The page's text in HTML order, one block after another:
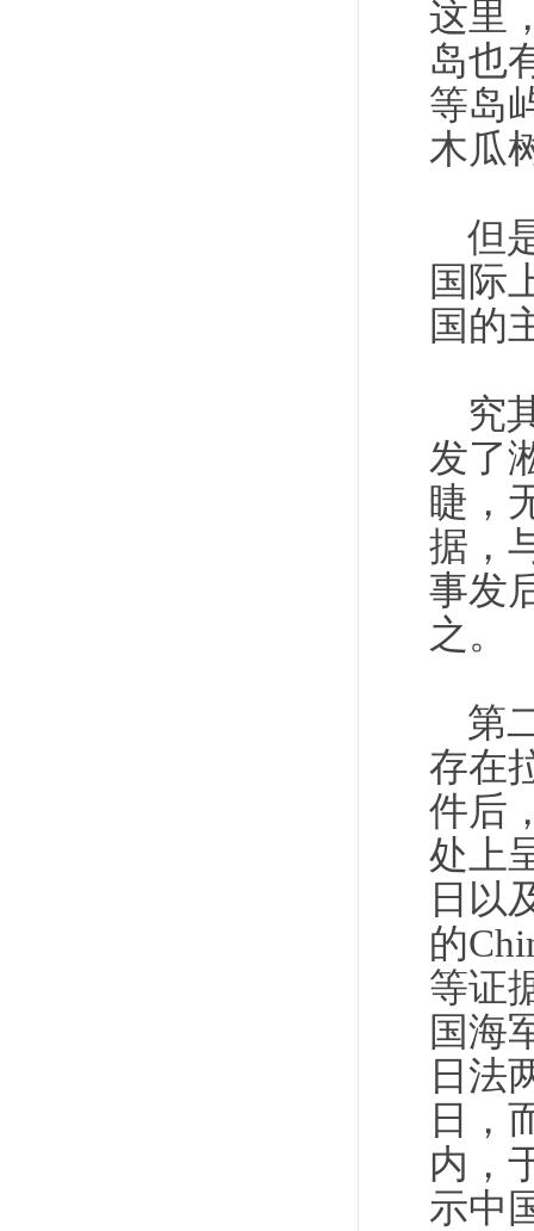
这里
岛也
等岛
木瓜
但
国际
国的
究
发了
睫，
据，
事发
之。
第
存在
件后
处上
日以
的
等证
国海
日法
日，
内，
示中